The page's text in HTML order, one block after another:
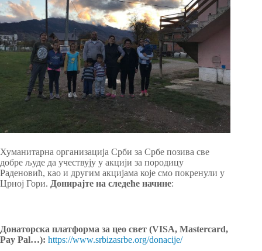
Хуманитарна организација Срби за Србе позива све
добре људе да учествују у акцији за породицу
Раденовић, као и другим акцијама које смо покренули у
Црној Гори. Донирајте на следеће начине:
Донаторска платформа за цео свет (VISA, Mastercard,
Pay Pal…): https://www.srbizasrbe.org/donacije/